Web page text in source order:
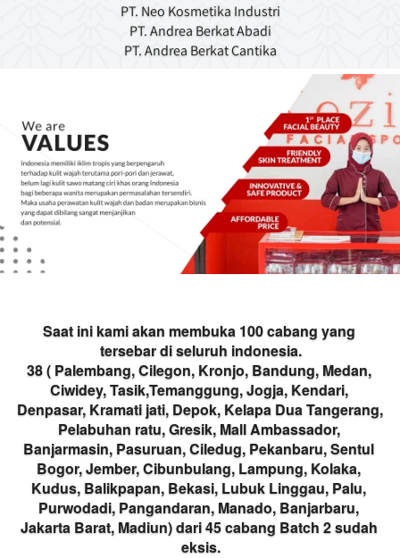
PT. Neo Kosmetika Industri
PT. Andrea Berkat Abadi
PT. Andrea Berkat Cantika
Saat ini kami akan membuka 100 cabang yang
tersebar di seluruh indonesia.
38 ( Palembang, Cilegon, Kronjo, Bandung, Medan,
Ciwidey, Tasik,Temanggung, Jogja, Kendari,
Denpasar, Kramati jati, Depok, Kelapa Dua Tangerang,
Pelabuhan ratu, Gresik, Mall Ambassador,
Banjarmasin, Pasuruan, Ciledug, Pekanbaru, Sentul
Bogor, Jember, Cibunbulang, Lampung, Kolaka,
Kudus, Balikpapan, Bekasi, Lubuk Linggau, Palu,
Purwodadi, Pangandaran, Manado, Banjarbaru,
Jakarta Barat, Madiun) dari 45 cabang Batch 2 sudah
eksis.